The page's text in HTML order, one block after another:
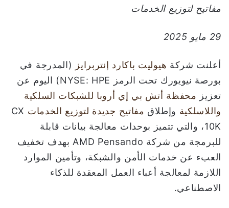
ا
مفاتيح لتوزيع الخدمات
29 مايو 2025
أعلنت شركة هيوليت باكارد إنتربرايز
(المدرجة في
بورصة نيويورك تحت الرمز NYSE: HPE) اليوم عن
تعزيز محفظة أتش بي إي أروبا للشبكات السلكية
واللاسلكية وإطلاق مفاتيح جديدة لتوزيع الخدمات CX
10K، والتي تتميز بوحدات معالجة بيانات قابلة
للبرمجة من شركة AMD Pensando بهدف تخفيف
العبء عن خدمات الأمن والشبكة، وتأمين الموارد
اللازمة لمعالجة أعباء العمل المعقدة للذكاء
الاصطناعي.